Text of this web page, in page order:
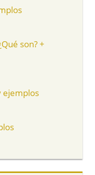
son? +
ejemplos